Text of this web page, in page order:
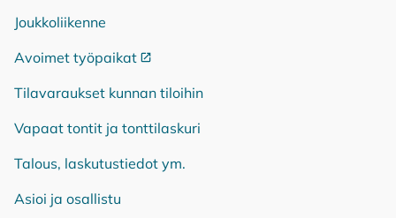
Joukkoliikenne
Avoimet työpaikat Ulkoinen linkki
Tilavaraukset kunnan tiloihin
Vapaat tontit ja tonttilaskuri
Talous, laskutustiedot ym.
Asioi ja osallistu